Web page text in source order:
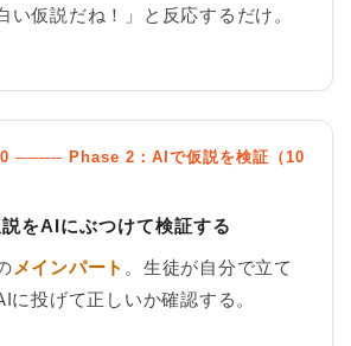
い仮説だね！」と反応するだけ。
──── Phase 2：AIで仮説を検証（10
をAIにぶつけて検証する
メインパート 。生徒が自分で立て
に投げて正しいか確認する。